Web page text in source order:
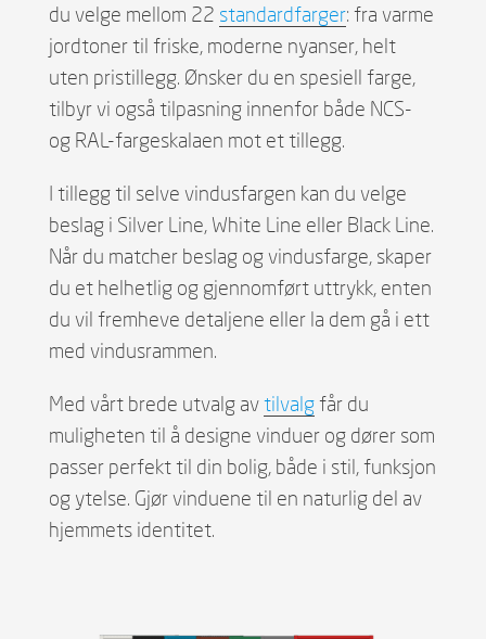
du velge mellom 22 standardfarger: fra varme
jordtoner til friske, moderne nyanser, helt
uten pristillegg. Ønsker du en spesiell farge,
tilbyr vi også tilpasning innenfor både NCS-
og RAL-fargeskalaen mot et tillegg.
I tillegg til selve vindusfargen kan du velge
beslag i Silver Line, White Line eller Black Line.
Når du matcher beslag og vindusfarge, skaper
du et helhetlig og gjennomført uttrykk, enten
du vil fremheve detaljene eller la dem gå i ett
med vindusrammen.
Med vårt brede utvalg avtilvalgfår du
muligheten til å designe vinduer og dører som
passer perfekt til din bolig, både i stil, funksjon
og ytelse. Gjør vinduene til en naturlig del av
hjemmets identitet.